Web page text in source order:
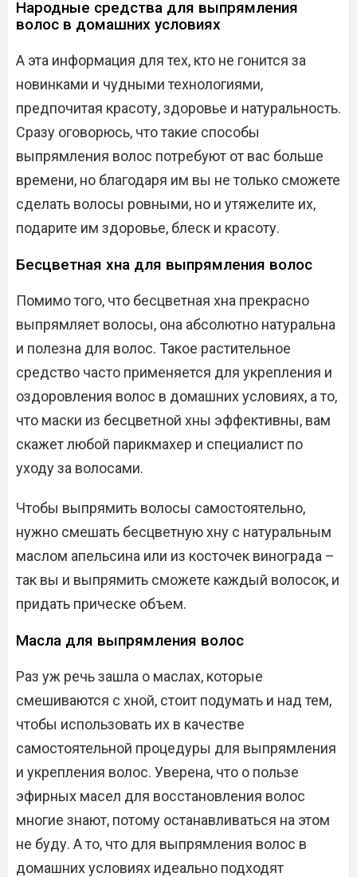
Народные средства для выпрямления
волос в домашних условиях
А эта информация для тех, кто не гонится за
новинками и чудными технологиями,
предпочитая красоту, здоровье и натуральность.
Сразу оговорюсь, что такие способы
выпрямления волос потребуют от вас больше
времени, но благодаря им вы не только сможете
сделать волосы ровными, но и утяжелите их,
подарите им здоровье, блеск и красоту.
Бесцветная хна для выпрямления волос
Помимо того, что бесцветная хна прекрасно
выпрямляет волосы, она абсолютно натуральна
и полезна для волос. Такое растительное
средство часто применяется для укрепления и
оздоровления волос в домашних условиях, а то,
что маски из бесцветной хны эффективны, вам
скажет любой парикмахер и специалист по
уходу за волосами.
Чтобы выпрямить волосы самостоятельно,
нужно смешать бесцветную хну с натуральным
маслом апельсина или из косточек винограда –
так вы и выпрямить сможете каждый волосок, и
придать прическе объем.
Масла для выпрямления волос
Раз уж речь зашла о маслах, которые
смешиваются с хной, стоит подумать и над тем,
чтобы использовать их в качестве
самостоятельной процедуры для выпрямления
и укрепления волос. Уверена, что о пользе
эфирных масел для восстановления волос
многие знают, потому останавливаться на этом
не буду. А то, что для выпрямления волос в
домашних условиях идеально подходят